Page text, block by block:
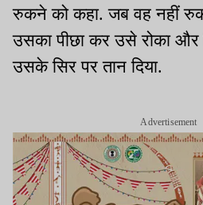
रुकने को कहा. जब वह नहीं
उसका पीछा कर उसे रोका और
उसके सिर पर तान दिया.
Advertisement